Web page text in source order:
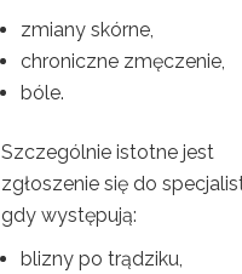
zmiany skórne,
chroniczne zmęczenie,
bóle.
Szczególnie istotne jest
zgłoszenie się do
gdy występują:
blizny po trądziku,